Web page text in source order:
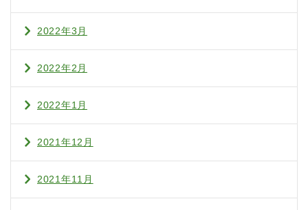
2022年3月
2022年2月
2022年1月
2021年12月
2021年11月